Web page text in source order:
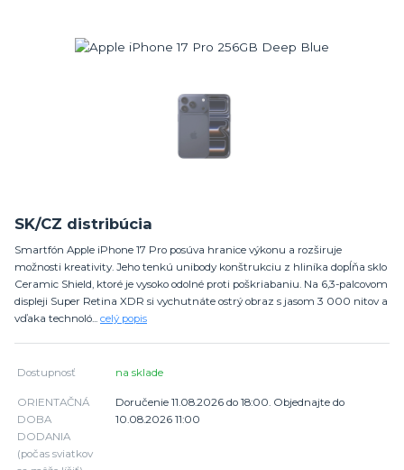
SK/CZ distribúcia
Smartfón Apple iPhone 17 Pro posúva hranice výkonu a rozširuje
možnosti kreativity. Jeho tenkú unibody konštrukciu z hliníka dopĺňa sklo
Ceramic Shield, ktoré je vysoko odolné proti poškriabaniu. Na 6,3-palcovom
displeji Super Retina XDR si vychutnáte ostrý obraz s jasom 3 000 nitov a
vďaka technoló... celý popis
Dostupnosť na sklade
ORIENTAČNÁ
DOBA
DODANIA
(počas sviatkov
Doručenie 11.08.2026 do 18:00. Objednajte do
10.08.2026 11:00